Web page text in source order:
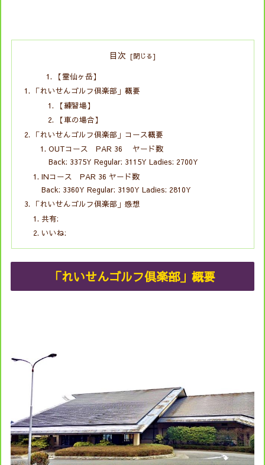
目次
【霊仙ヶ岳】
「れいせんゴルフ倶楽部」概要
【練習場】
【車の場合】
「れいせんゴルフ倶楽部」コース概要
OUTコース PAR 36 ヤード数
Back: 3375Y Regular: 3115Y Ladies: 2700Y
INコース PAR 36 ヤード数
Back: 3360Y Regular: 3190Y Ladies: 2810Y
「れいせんゴルフ倶楽部」感想
共有:
いいね:
「れいせんゴルフ倶楽部」概要